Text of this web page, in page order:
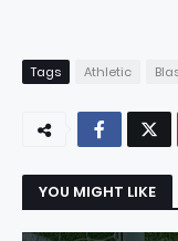
Tags Athletic
YOU MIGHT LIKE